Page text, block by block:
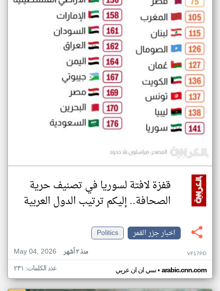
قفزة لافتة لسوريا في تصنيف حرية
الصحافة.. إليكم ترتيب الدول العربية
اخبار جزر القمر
Politics
May 04, 2026
منذ ٣ أشهر VF17PD
سي ان ان عربي• arabic.cnn.com عدد الكلمات: ٢٣١